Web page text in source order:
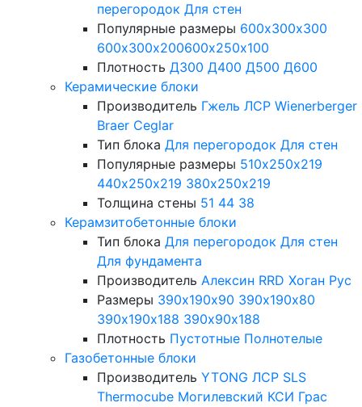
перегородок Для стен
Популярные размеры 600х300х300
600х300х200600х250х100
Плотность Д300 Д400 Д500 Д600
Керамические блоки
Производитель Гжель ЛСР Wienerberger
Braer Ceglar
Тип блока Для перегородок Для стен
Популярные размеры 510х250х219
440х250х219 380х250х219
Толщина стены 51 44 38
Керамзитобетонные блоки
Тип блока Для перегородок Для стен
Для фундамента
Производитель Алексин RRD Хоган Рус
Размеры 390х190х90 390х190х80
390х190х188 390х90х188
Плотность Пустотные Полнотелые
Газобетонные блоки
Производитель YTONG ЛСР SLS
Thermocube Могилевский КСИ Грас